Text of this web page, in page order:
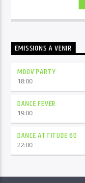
EMISSIONS À VENIR
MOOV’PARTY
18:00
DANCE FEVER
19:00
DANCE ATTITUDE 60
22:00